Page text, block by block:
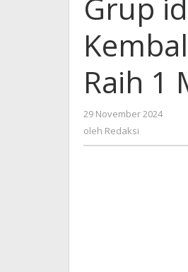
Grup
Raih 1
29 November 2024
oleh Redaksi